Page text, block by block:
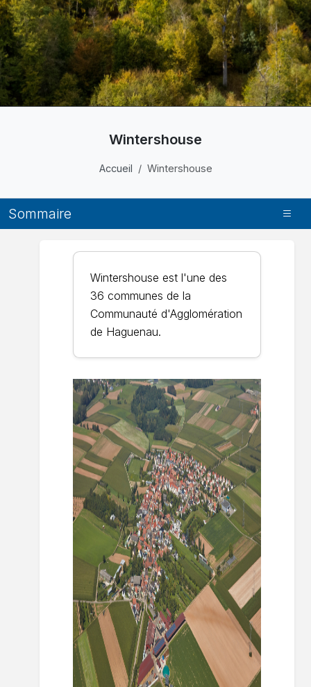
Wintershouse
Accueil Wintershouse
Sommaire
Wintershouse est l'une des
36 communes de la
Communauté d'Agglomération
de Haguenau.